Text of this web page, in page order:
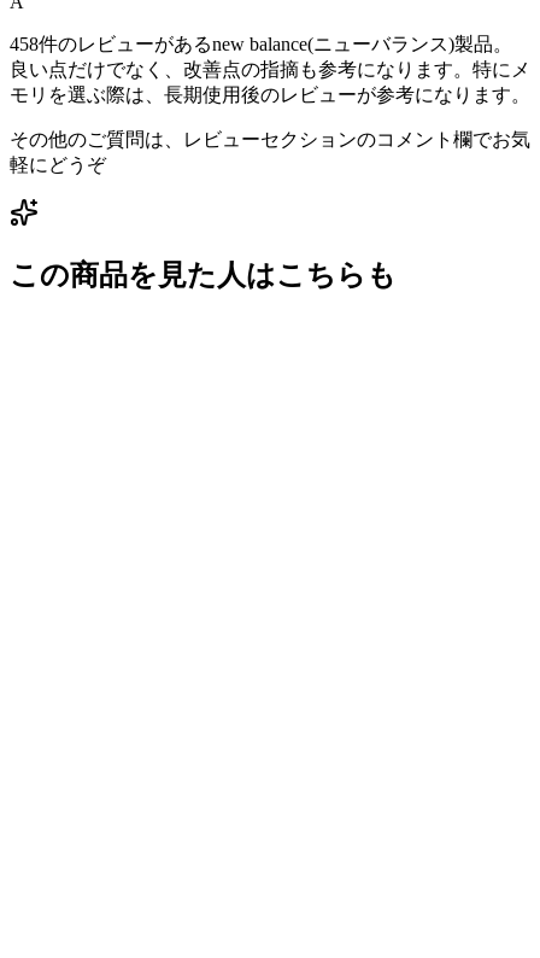
458件のレビューがあるnew balance(ニューバランス)製品。
良い点だけでなく、改善点の指摘も参考になります。特にメ
モリを選ぶ際は、長期使用後のレビューが参考になります。
その他のご質問は、レビューセクションのコメント欄でお気
軽にどうぞ
この商品を見た人はこちらも